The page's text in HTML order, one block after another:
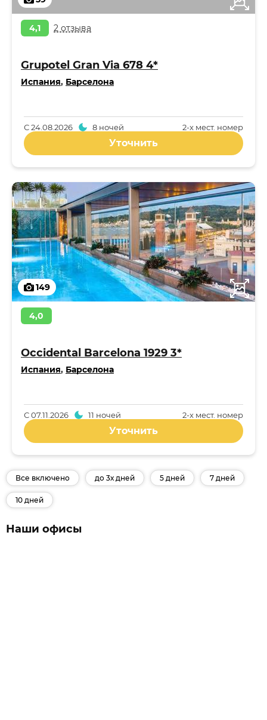
4,1 2 отзыва
Grupotel Gran Via 678 4*
Испания, Барселона
2-x мест. номер
С24.08.2026 8 ночей
Уточнить
149
4,0
Occidental Barcelona 1929 3*
Испания, Барселона
2-x мест. номер
С07.11.2026 11 ночей
Уточнить
Все включено до 3х дней 5 дней 7 дней
10 дней
Наши офисы